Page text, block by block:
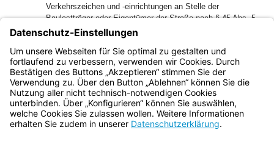
Verkehrszeichen und -einrichtungen an Stelle der
Baulastträger oder Eigentümer der Straße nach § 45 Abs. 5
Satz 1 StVO aufstellen. Satz 1 gilt für Übungsstellen auf
Straßen des überörtlichen Verkehrs nur, wenn sie zuvor mit
den Straßenverkehrs- und Straßenbaubehörden sowie der
Polizei einvernehmlich abgestimmt wurden.
Bayern.de
BayernPortal